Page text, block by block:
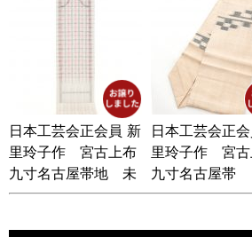
日本工芸会正会員 新
里玲子作 宮古上布
九寸名古屋帯地 未
仕立て品
日本工芸会正
里玲子作 宮古
九寸名古屋帯